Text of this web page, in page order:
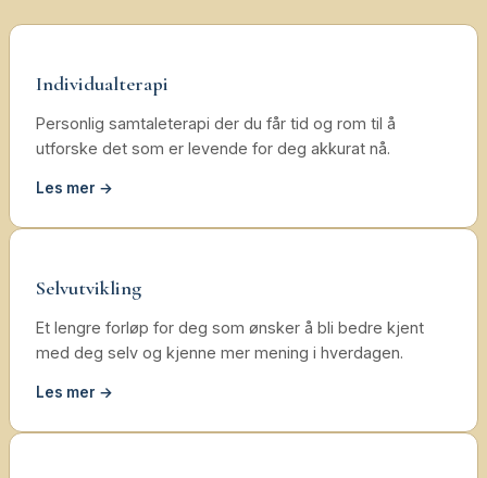
Individualterapi
Personlig samtaleterapi der du får tid og rom til å
utforske det som er levende for deg akkurat nå.
Les mer →
Selvutvikling
Et lengre forløp for deg som ønsker å bli bedre kjent
med deg selv og kjenne mer mening i hverdagen.
Les mer →